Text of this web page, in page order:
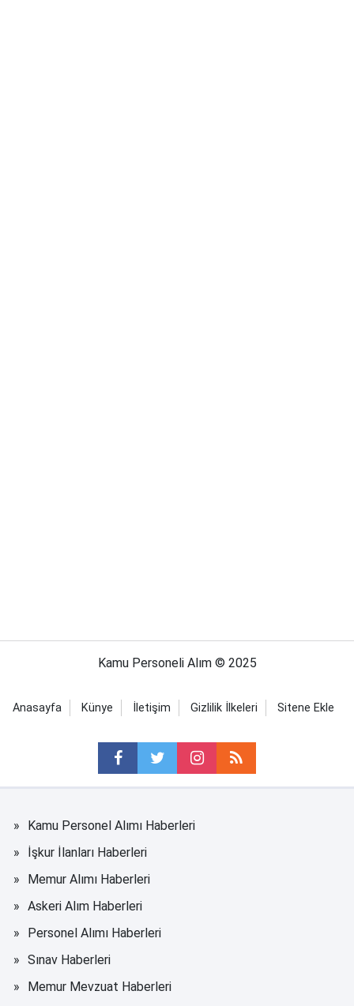
Kamu Personeli Alım © 2025
Anasayfa Künye İletişim Gizlilik İlkeleri Sitene Ekle
Kamu Personel Alımı Haberleri
İşkur İlanları Haberleri
Memur Alımı Haberleri
Askeri Alım Haberleri
Personel Alımı Haberleri
Sınav Haberleri
Memur Mevzuat Haberleri